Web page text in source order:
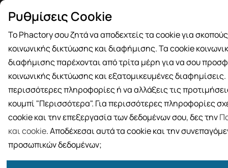
των 49€
BRANDS ΓΥΝΑΙΚΑ ΑΝΔΡΑΣ ΜΗΤΕΡΑ ΚΑΙ
Ρυθμίσεις Cookie
Το Phactory σου ζητά να αποδεχτείς τα cookie για
κοινωνικής δικτύωσης και διαφήμισης. Τα cookie
διαφήμισης παρέχονται από τρίτα μέρη για να σου
κοινωνικής δικτύωσης και εξατομικευμένες διαφημίσεις.
περισσότερες πληροφορίες ή να αλλάξεις τις
κουμπί "Περισσότερα". Για περισσότερες πληροφορίες
cookie και την επεξεργασία των δεδομένων σου, δες την
και cookie. Αποδέχεσαι αυτά τα cookie και την
προσωπικών δεδομένων;